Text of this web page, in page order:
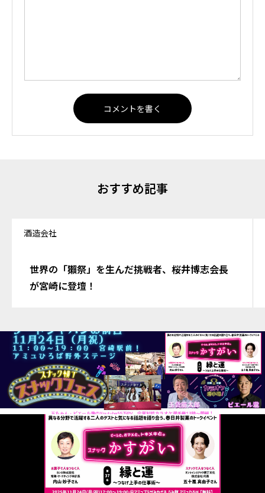
おすすめ記事
酒造会社
世界の「獺祭」を生んだ挑戦者、桜井博志会長
が宮崎に登壇！